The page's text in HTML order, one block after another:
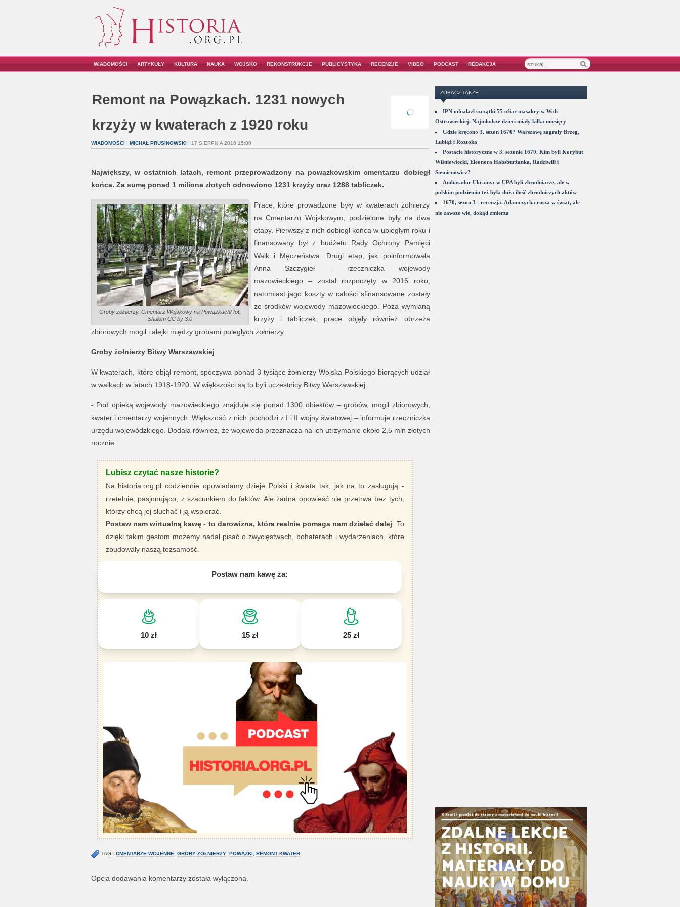
WIADOMOŚCI ARTYKUŁY KULTURA NAUKA WOJSKO REKONSTRUKCJE PUBLICYSTYKA RECENZJE VIDEO PODCAST REDAKCJA
Remont na Powązkach. 1231 nowych
krzyży w kwaterach z 1920 roku
WIADOMOŚCI| MICHAŁ PRUSINOWSKI| 17 SIERPNIA 2016 15:00
Największy, w ostatnich latach, remont przeprowadzony na powązkowskim cmentarzu dobiegł
końca. Za sumę ponad 1 miliona złotych odnowiono 1231 krzyży oraz 1288 tabliczek.
Groby żołnierzy. Cmentarz Wojskowy na Powązkach/ fot.
Shalom CC by 3.0
Prace, które prowadzone były w kwaterach żołnierzy
na Cmentarzu Wojskowym, podzielone były na dwa
etapy. Pierwszy z nich dobiegł końca w ubiegłym roku i
finansowany był z budżetu Rady Ochrony Pamięci
Walk i Męczeństwa. Drugi etap, jak poinformowała
Anna Szczygieł – rzeczniczka wojewody
mazowieckiego – został rozpoczęty w 2016 roku,
natomiast jago koszty w całości sfinansowane zostały
ze środków wojewody mazowieckiego. Poza wymianą
krzyży i tabliczek, prace objęły również obrzeża
zbiorowych mogił i alejki między grobami poległych żołnierzy.
Groby żołnierzy Bitwy Warszawskiej
W kwaterach, które objął remont, spoczywa ponad 3 tysiące żołnierzy Wojska Polskiego biorących udział
w walkach w latach 1918-1920. W większości są to byli uczestnicy Bitwy Warszawskiej.
- Pod opieką wojewody mazowieckiego znajduje się ponad 1300 obiektów – grobów, mogił zbiorowych,
kwater i cmentarzy wojennych. Większość z nich pochodzi z I i II wojny światowej – informuje rzeczniczka
urzędu wojewódzkiego. Dodała również, że wojewoda przeznacza na ich utrzymanie około 2,5 mln złotych
rocznie.
Lubisz czytać nasze historie?
Na historia.org.pl codziennie opowiadamy dzieje Polski i świata tak, jak na to zasługują -
rzetelnie, pasjonująco, z szacunkiem do faktów. Ale żadna opowieść nie przetrwa bez tych,
którzy chcą jej słuchać i ją wspierać.
Postaw nam wirtualną kawę - to darowizna, która realnie pomaga nam działać dalej . To
dzięki takim gestom możemy nadal pisać o zwycięstwach, bohaterach i wydarzeniach, które
zbudowały naszą tożsamość.
Postaw nam kawę za:
10 zł 15 zł 25 zł
TAGI: CMENTARZE WOJENNE GROBY ŻOŁNIERZY, POWĄZKI, REMONT KWATER
Opcja dodawania komentarzy została wyłączona.
ZOBACZ TAKŻE
IPN odnalazł szczątki 55 ofiar masakry w Woli
Ostrowieckiej. Najmłodsze dzieci miały kilka miesięcy
Gdzie kręcono 3. sezon 1670? Warszawę zagrały Brzeg,
Lubiąż i Roztoka
Postacie historyczne w 3. sezonie 1670. Kim byli Korybut
Wiśniowiecki, Eleonora Habsburżanka, Radziwiłł i
Siemienowicz?
Ambasador Ukrainy: w UPA byli zbrodniarze, ale w
polskim podziemiu też była duża ilość zbrodniczych aktów
1670, sezon 3 - recenzja. Adamczycha rusza w świat, ale
nie zawsze wie, dokąd zmierza